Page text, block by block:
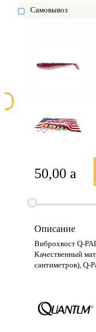
Самовывоз
50,00 a
Описание
Виброхвост Q-
Качественный
сантиметров), Q-